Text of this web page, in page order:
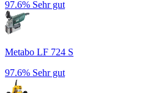
97.6% Sehr gut
Metabo LF 724 S
97.6% Sehr gut